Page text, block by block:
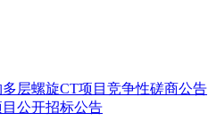
层螺旋CT项目竞争性磋商公告
公开招标公告